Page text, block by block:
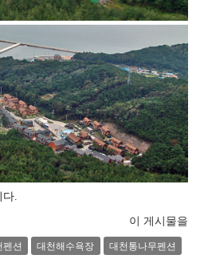
다.
이 게시물을
펜션 대천해수욕장
대천통나무펜션